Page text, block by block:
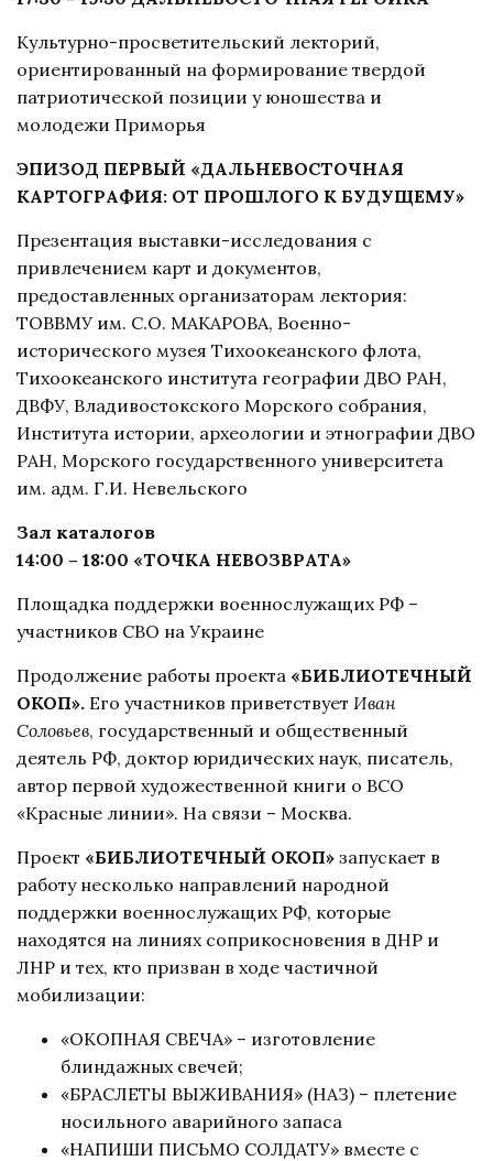
Культурно-просветительский лекторий,
ориентированный на формирование твердой
патриотической позиции у юношества и
молодежи Приморья
ЭПИЗОД ПЕРВЫЙ «ДАЛЬНЕВОСТОЧНАЯ
КАРТОГРАФИЯ: ОТ ПРОШЛОГО К БУДУЩЕМУ»
Презентация выставки-исследования с
привлечением карт и документов,
предоставленных организаторам лектория:
ТОВВМУ им. С.О. МАКАРОВА, Военно-
исторического музея Тихоокеанского флота,
Тихоокеанского института географии ДВО РАН,
ДВФУ, Владивостокского Морского собрания,
Института истории, археологии и этнографии ДВО
РАН, Морского государственного университета
им. адм. Г.И. Невельского
Зал каталогов
14:00 – 18:00 «ТОЧКА НЕВОЗВРАТА»
Площадка поддержки военнослужащих РФ –
участников СВО на Украине
Продолжение работы проекта «БИБЛИОТЕЧНЫЙ
ОКОП». Его участников приветствует Иван
Соловьев, государственный и общественный
деятель РФ, доктор юридических наук, писатель,
автор первой художественной книги о ВСО
«Красные линии». На связи – Москва.
Проект «БИБЛИОТЕЧНЫЙ ОКОП» запускает в
работу несколько направлений народной
поддержки военнослужащих РФ, которые
находятся на линиях соприкосновения в ДНР и
ЛНР и тех, кто призван в ходе частичной
мобилизации:
«ОКОПНАЯ СВЕЧА» – изготовление
блиндажных свечей;
«БРАСЛЕТЫ ВЫЖИВАНИЯ» (НАЗ) – плетение
носильного аварийного запаса
«НАПИШИ ПИСЬМО СОЛДАТУ» вместе с